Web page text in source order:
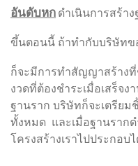
อันดับหก ดำเนินการสร้า
ขึ้นตอนนี้ ถ้าทำกับบริษัทของ
ก็จะมีการทำสัญญาสร้างที่
งวดที่ต้องชำระเมื่อเสร็จง
ฐานราก บริษัทก็จะเตรียม
ทั้งหมด และเมื่อฐานรากด
โครงสร้างเราไปประกอบไ